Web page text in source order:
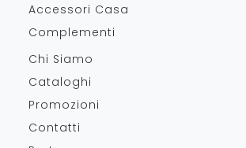
Accessori Casa
Complementi
Chi Siamo
Cataloghi
Promozioni
Contatti